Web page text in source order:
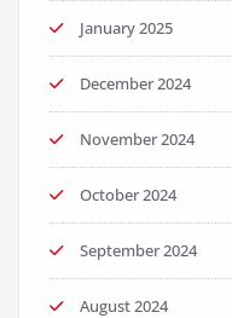
January 2025
December 2024
November 2024
October 2024
September 2024
August 2024